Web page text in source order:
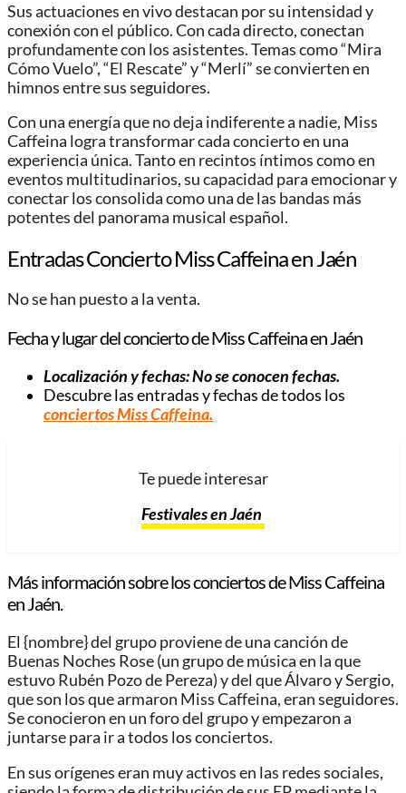
Sus actuaciones en vivo destacan por su intensidad y
conexión con el público. Con cada directo, conectan
profundamente con los asistentes. Temas como “Mira
Cómo Vuelo”, “El Rescate” y “Merlí” se convierten en
himnos entre sus seguidores.
Con una energía que no deja indiferente a nadie, Miss
Caffeina logra transformar cada concierto en una
experiencia única. Tanto en recintos íntimos como en
eventos multitudinarios, su capacidad para emocionar y
conectar los consolida como una de las bandas más
potentes del panorama musical español.
Entradas Concierto Miss Caffeina en Jaén
No se han puesto a la venta.
Fecha y lugar del concierto de Miss Caffeina en Jaén
Localización y fechas: No se conocen fechas.
Descubre las entradas y fechas de todos los
conciertos Miss Caffeina.
Te puede interesar
Festivales en Jaén
Más información sobre los conciertos de Miss Caffeina
en Jaén.
El {nombre} del grupo proviene de una canción de
Buenas Noches Rose (un grupo de música en la que
estuvo Rubén Pozo de Pereza) y del que Álvaro y Sergio,
que son los que armaron Miss Caffeina, eran seguidores.
Se conocieron en un foro del grupo y empezaron a
juntarse para ir a todos los conciertos.
En sus orígenes eran muy activos en las redes sociales,